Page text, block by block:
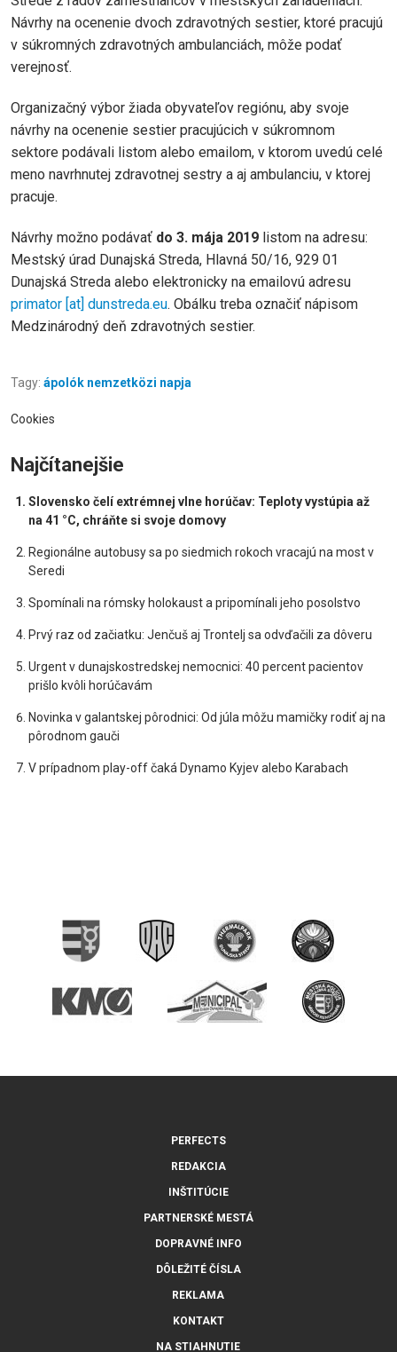
Návrhy na ocenenie dvoch zdravotných sestier, ktoré pracujú
v súkromných zdravotných ambulanciách, môže podať
verejnosť.
Organizačný výbor žiada obyvateľov regiónu, aby svoje
návrhy na ocenenie sestier pracujúcich v súkromnom
sektore podávali listom alebo emailom, v ktorom uvedú celé
meno navrhnutej zdravotnej sestry a aj ambulanciu, v ktorej
pracuje.
Návrhy možno podávať do 3. mája 2019 listom na adresu:
Mestský úrad Dunajská Streda, Hlavná 50/16, 929 01
Dunajská Streda alebo elektronicky na emailovú adresu
primator [at] dunstreda.eu. Obálku treba označiť nápisom
Medzinárodný deň zdravotných sestier.
Tagy: ápolók nemzetközi napja
Cookies
Najčítanejšie
Slovensko čelí extrémnej vlne horúčav: Teploty vystúpia až
na 41 °C, chráňte si svoje domovy
Regionálne autobusy sa po siedmich rokoch vracajú na most v
Seredi
Spomínali na rómsky holokaust a pripomínali jeho posolstvo
Prvý raz od začiatku: Jenčuš aj Trontelj sa odvďačili za dôveru
Urgent v dunajskostredskej nemocnici: 40 percent pacientov
prišlo kvôli horúčavám
Novinka v galantskej pôrodnici: Od júla môžu mamičky rodiť aj na
pôrodnom gauči
V prípadnom play-off čaká Dynamo Kyjev alebo Karabach
PERFECTS
REDAKCIA
INŠTITÚCIE
PARTNERSKÉ MESTÁ
DOPRAVNÉ INFO
DÔLEŽITÉ ČÍSLA
REKLAMA
KONTAKT
NA STIAHNUTIE